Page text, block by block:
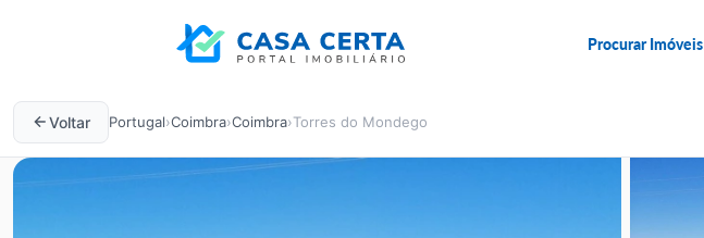
Procurar Imóveis
Voltar Portugal›Coimbra›Coimbra›Torres do Mondego